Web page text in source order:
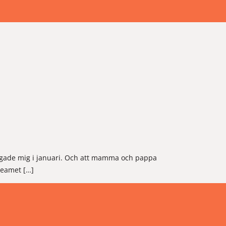
mig i januari. Och att mamma och pappa
[…]